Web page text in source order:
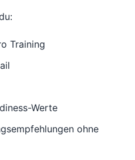
Training
Werte
ohne